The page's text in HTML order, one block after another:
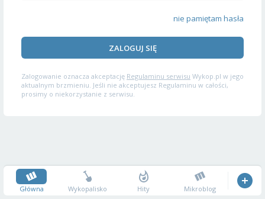
nie pamiętam hasła
ZALOGUJ SIĘ
Zalogowanie oznacza akceptację Regulaminu serwisu Wykop.pl w jego
aktualnym brzmieniu. Jeśli nie akceptujesz Regulaminu w całości,
prosimy o niekorzystanie z serwisu.
Główna Wykopalisko Hity Mikroblog